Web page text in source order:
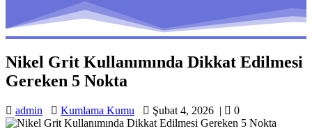
Nikel Grit Kullanımında Dikkat Edilmesi
Gereken 5 Nokta
admin Kumlama Kumu Şubat 4, 2026 | 0